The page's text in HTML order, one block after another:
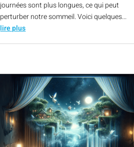
journées sont plus longues, ce qui peut
perturber notre sommeil. Voici quelques...
lire plus